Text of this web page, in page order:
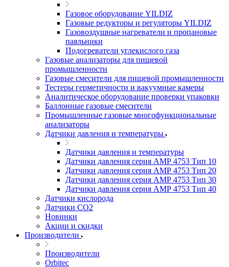
Газовое оборудование YILDIZ
Газовые редукторы и регуляторы YILDIZ
Газовоздушные нагреватели и пропановые
паяльники
Подогреватели углекислого газа
Газовые анализаторы для пищевой
промышленности
Газовые смесители для пищевой промышленности
Тестеры герметичности и вакуумные камеры
Аналитическое оборудование проверки упаковки
Баллонные газовые смесители
Промышленные газовые многофункциональные
анализаторы
Датчики давления и температуры
Датчики давления и температуры
Датчики давления серия АМР 4753 Тип 10
Датчики давления серия АМР 4753 Тип 20
Датчики давления серия АМР 4753 Тип 30
Датчики давления серия АМР 4753 Тип 40
Датчики кислорода
Датчики CO2
Новинки
Акции и скидки
Производители
Производители
Orbitec